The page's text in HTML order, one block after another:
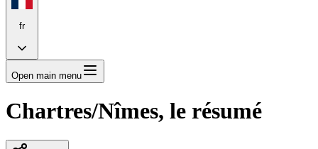
fr
Open main menu
Chartres/Nîmes, le résumé